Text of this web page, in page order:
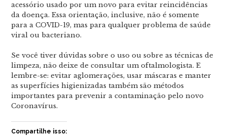
acessório usado por um novo para evitar reincidências
da doença. Essa orientação, inclusive, não é somente
para a COVID-19, mas para qualquer problema de saúde
viral ou bacteriano.
Se você tiver dúvidas sobre o uso ou sobre as técnicas de
limpeza, não deixe de consultar um oftalmologista. E
lembre-se: evitar aglomerações, usar máscaras e manter
as superfícies higienizadas também são métodos
importantes para prevenir a contaminação pelo novo
Coronavírus.
Compartilhe isso: